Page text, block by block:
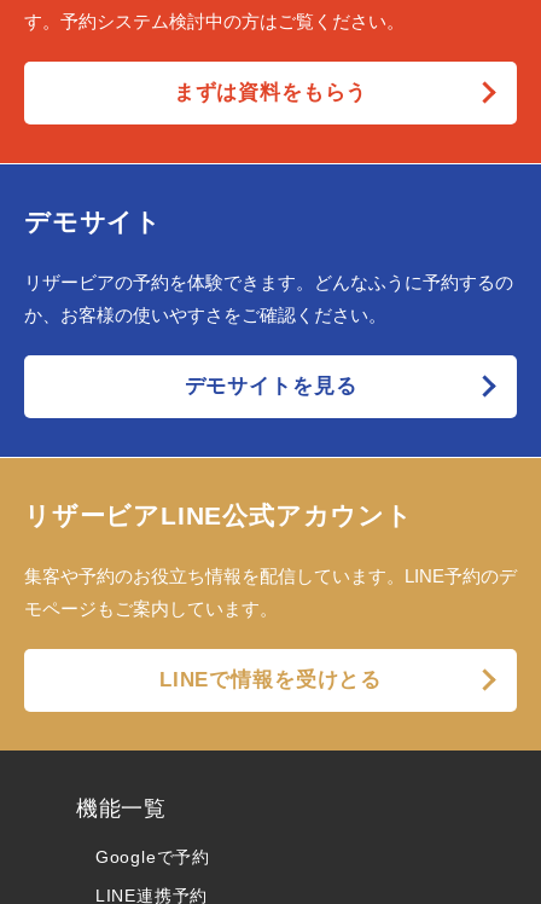
す。予約システム検討中の方はご覧ください。
まずは資料をもらう
デモサイト
リザービアの予約を体験できます。どんなふうに予約するの
か、お客様の使いやすさをご確認ください。
デモサイトを見る
リザービアLINE公式アカウント
集客や予約のお役立ち情報を配信しています。LINE予約のデ
モページもご案内しています。
LINEで情報を受けとる
機能一覧
Googleで予約
LINE連携予約